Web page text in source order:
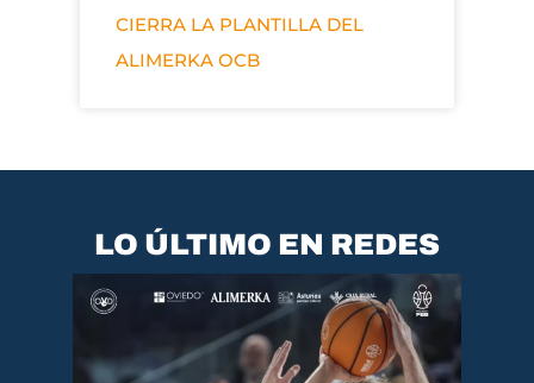
CIERRA LA PLANTILLA DEL
ALIMERKA OCB
LO ÚLTIMO EN REDES